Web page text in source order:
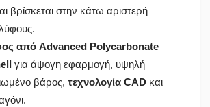
βρίσκεται στην κάτω αριστερή
από Advanced Polycarbonate
για άψογη εφαρμογή, υψηλή
βάρος, τεχνολογία CAD και